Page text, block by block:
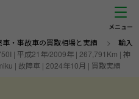
車・事故車の買取相場と実績 > 輸入
| 平成21年/2009年 | 267,791Km | 神
| 故障車 | 2024年10月 | 買取実績